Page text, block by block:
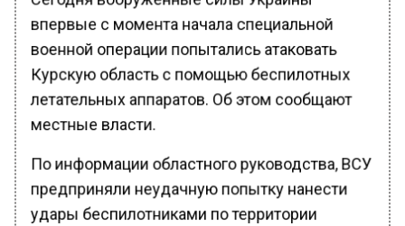
впервые с момента начала специальной
военной операции попытались атаковать
Курскую область с помощью беспилотных
летательных аппаратов. Об этом сообщают
местные власти.
По информации областного руководства, ВСУ
предприняли неудачную попытку нанести
удары беспилотниками по территории